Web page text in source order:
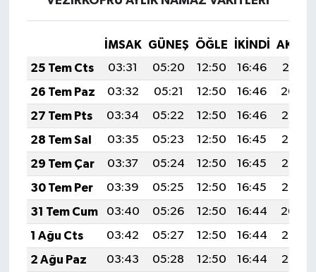
İMSAK GÜNEŞ ÖĞLE İKINDI
25 Tem Cts
03:31 05:20 12:50 16:46
20:10
26 Tem Paz
03:32 05:21 12:50 16:46
20:09
27 Tem Pts
03:34 05:22 12:50 16:46
20:08
28 Tem Sal
03:35 05:23 12:50 16:45
20:07
29 Tem Çar
03:37 05:24 12:50 16:45
20:06
30 Tem Per
03:39 05:25 12:50 16:45
20:05
31 Tem Cum
03:40 05:26 12:50 16:44
20:04
1 Ağu Cts
03:42 05:27 12:50 16:44
20:03
2 Ağu Paz
03:43 05:28 12:50 16:44
20:02